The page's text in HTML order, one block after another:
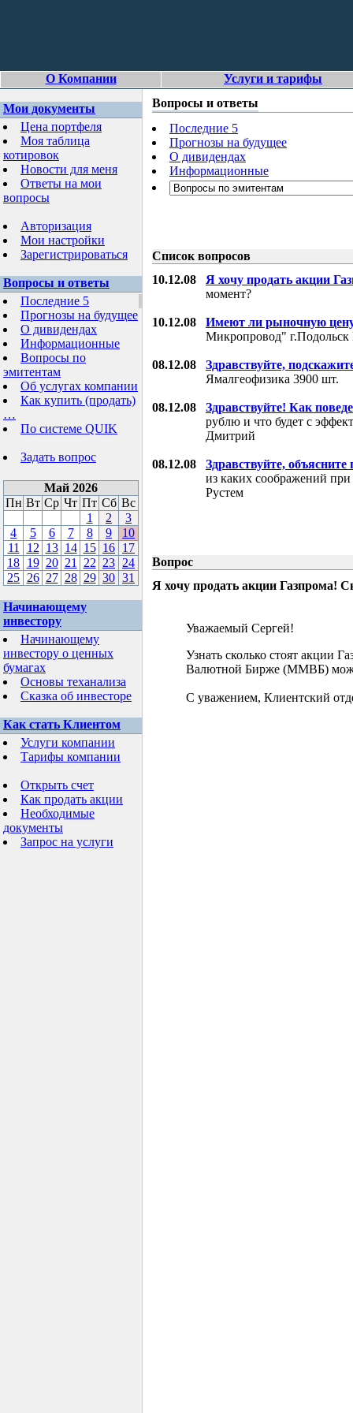
О Компании Услуги и тарифы
Мои документы
Цена портфеля
Моя таблица
котировок
Новости для меня
Ответы на мои
вопросы
Авторизация
Мои настройки
Зарегистрироваться
Вопросы и ответы
Последние 5
Прогнозы на будущее
О дивидендах
Информационные
Вопросы по
эмитентам
Об услугах компании
Как купить (продать)
…
По системе QUIK
Задать вопрос
Май 2026
Пн Вт Ср Чт Пт Сб Вс
1
2
3
4
5 6 7 8 9
10
11
12 13 14 15 16 17
18 19 20 21 22 23 24
25 26 27 28 29 30 31
Начинающему
инвестору
Начинающему
инвестору о ценных
бумагах
Основы теханализа
Сказка об инвесторе
Как стать Клиентом
Услуги компании
Тарифы компании
Открыть счет
Как продать акции
Необходимые
документы
Запрос на услуги
Вопросы и ответы
Последние 5
Прогнозы на будущее
О дивидендах
Информационные
Список вопросов
10.12.08 Я хочу продать акции
момент?
10.12.08
Имеют ли рыночную
Микропровод"
08.12.08
Здравствуйте,
Ямалгеофизика 3900 шт.
08.12.08
Здравствуйте! Как
рублю и что будет с
Дмитрий
08.12.08
Здравствуйте, объясните
из каких соображений
Рустем
Вопрос
Я хочу продать акции Газпрома!
Уважаемый Сергей!
Узнать сколько стоят акции
Валютной Бирже (ММВБ)
С уважением, Клиентский